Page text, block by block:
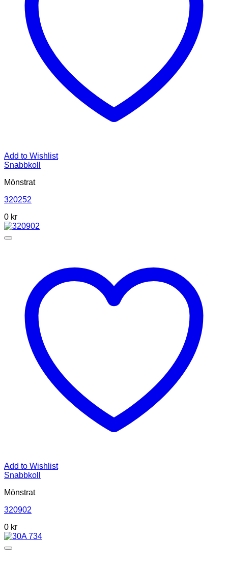
Add to Wishlist
Snabbkoll
Mönstrat
320252
0 kr
Add to Wishlist
Snabbkoll
Mönstrat
320902
0 kr